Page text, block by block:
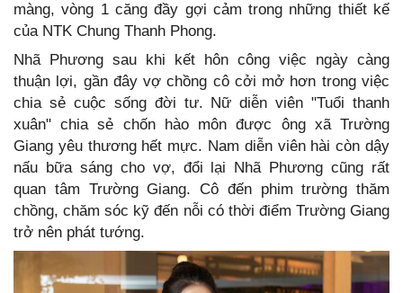
màng, vòng 1 căng đầy gợi cảm trong những thiết kế
của NTK Chung Thanh Phong.
Nhã Phương sau khi kết hôn công việc ngày càng
thuận lợi, gần đây vợ chồng cô cởi mở hơn trong việc
chia sẻ cuộc sống đời tư. Nữ diễn viên "Tuổi thanh
xuân" chia sẻ chốn hào môn được ông xã Trường
Giang yêu thương hết mực. Nam diễn viên hài còn dậy
nấu bữa sáng cho vợ, đổi lại Nhã Phương cũng rất
quan tâm Trường Giang. Cô đến phim trường thăm
chồng, chăm sóc kỹ đến nỗi có thời điểm Trường Giang
trở nên phát tướng.